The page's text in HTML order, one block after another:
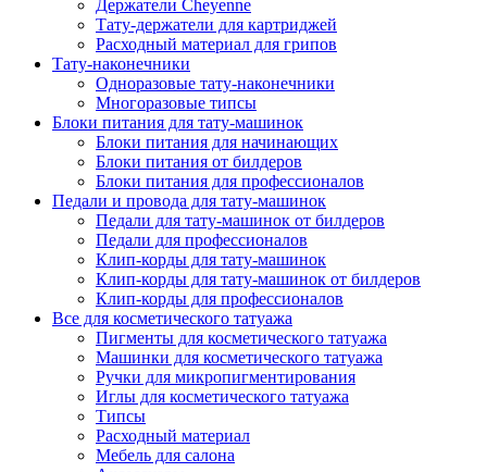
Держатели Cheyenne
Тату-держатели для картриджей
Расходный материал для грипов
Тату-наконечники
Одноразовые тату-наконечники
Многоразовые типсы
Блоки питания для тату-машинок
Блоки питания для начинающих
Блоки питания от билдеров
Блоки питания для профессионалов
Педали и провода для тату-машинок
Педали для тату-машинок от билдеров
Педали для профессионалов
Клип-корды для тату-машинок
Клип-корды для тату-машинок от билдеров
Клип-корды для профессионалов
Все для косметического татуажа
Пигменты для косметического татуажа
Машинки для косметического татуажа
Ручки для микропигментирования
Иглы для косметического татуажа
Типсы
Расходный материал
Мебель для салона